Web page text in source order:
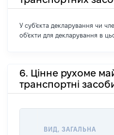
У суб'єкта декларування чи
об'єкти для декларування в
6. Цінне рухоме
транспортні
ВИД, ЗАГАЛЬНА